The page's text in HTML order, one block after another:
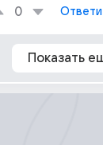
0
Показать